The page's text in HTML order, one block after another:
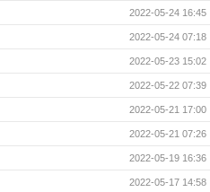
2022-05-24 16:45
2022-05-24 07:18
2022-05-23 15:02
2022-05-22 07:39
2022-05-21 17:00
2022-05-21 07:26
2022-05-19 16:36
2022-05-17 14:58